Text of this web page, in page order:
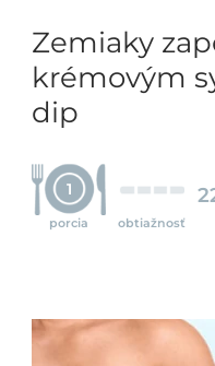
Zemiaky
krémovým
dip
1
porcia obtiažnosť